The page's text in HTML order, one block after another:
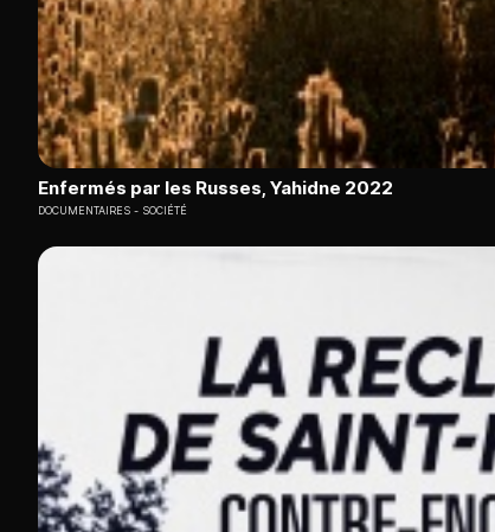
Enfermés par les Russes, Yahidne 2022
DOCUMENTAIRES SOCIÉTÉ